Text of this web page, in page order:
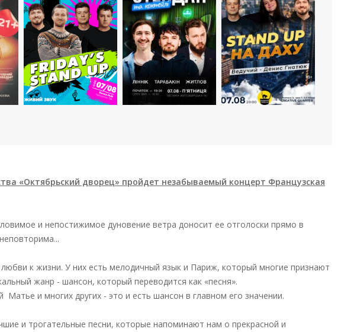
«Октябрьский дворец» пройдет незабываемый концерт Французская
и непостижимое дуновение ветра доносит ее отголоски прямо в
к жизни. У них есть мелодичный язык и Париж, который многие признают
жанр - шансон, который переводится как «песня».
и многих других - это и есть шансон в главном его значении.
и трогательные песни, которые напоминают нам о прекрасной и